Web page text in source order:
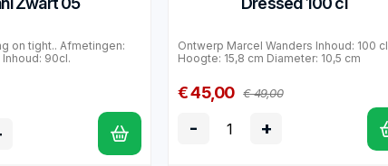
on tight.. Afmetingen:
Inhoud: 90cl.
Ontwerp Marcel Wanders Inhoud: 100 cl
Hoogte: 15,8 cm Diameter: 10,5 cm
€ 45,00 € 49,00
- +